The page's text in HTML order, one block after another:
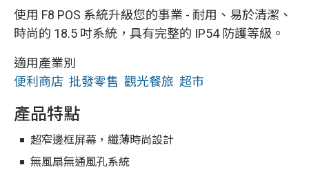
使用 F8 POS 系統升級您的事業 - 耐用、易於清潔、
時尚的 18.5 吋系統，具有完整的 IP54 防護等級。
適用產業別
便利商店 批發零售 觀光餐旅 超市
產品特點
超窄邊框屏幕，纖薄時尚設計
無風扇無通風孔系統